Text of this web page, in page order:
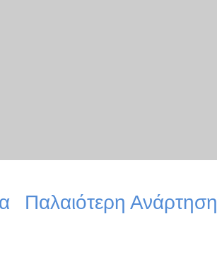
Παλαιότερη Ανάρτηση